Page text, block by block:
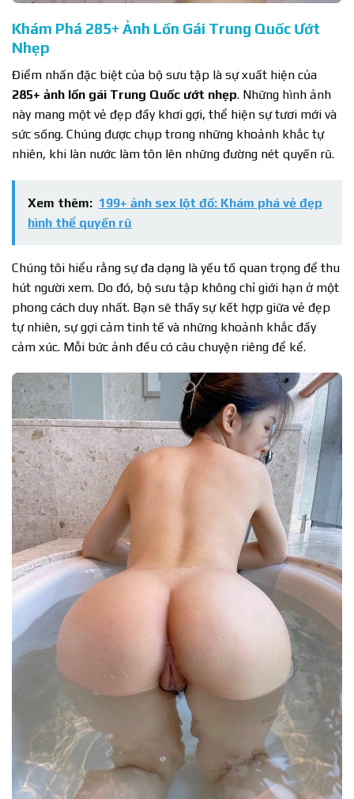
Khám Phá 285+ Ảnh Lồn Gái Trung Quốc Ướt
Nhẹp
Điểm nhấn đặc biệt của bộ sưu tập là sự xuất hiện của
285+ ảnh lồn gái Trung Quốc ướt nhẹp. Những hình ảnh
này mang một vẻ đẹp đầy khơi gợi, thể hiện sự tươi mới và
sức sống. Chúng được chụp trong những khoảnh khắc tự
nhiên, khi làn nước làm tôn lên những đường nét quyến rũ.
Xem thêm: 199+ ảnh sex lột đồ: Khám phá vẻ đẹp
hình thể quyến rũ
Chúng tôi hiểu rằng sự đa dạng là yếu tố quan trọng để thu
hút người xem. Do đó, bộ sưu tập không chỉ giới hạn ở một
phong cách duy nhất. Bạn sẽ thấy sự kết hợp giữa vẻ đẹp
tự nhiên, sự gợi cảm tinh tế và những khoảnh khắc đầy
cảm xúc. Mỗi bức ảnh đều có câu chuyện riêng để kể.